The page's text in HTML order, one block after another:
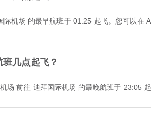
际机场 的最早航班于 01:25 起飞。您可以在
几点起飞？
场 前往 迪拜国际机场 的最晚航班于 23:05